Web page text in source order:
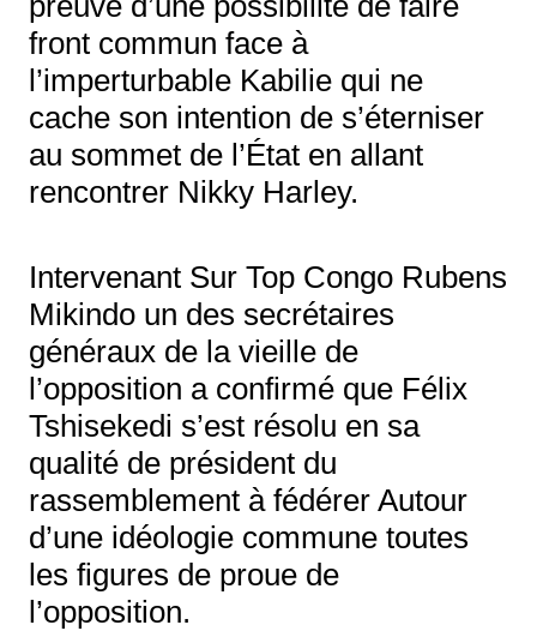
front commun face à
l’imperturbable Kabilie qui ne
cache son intention de s’éterniser
au sommet de l’État en allant
rencontrer Nikky Harley.
Intervenant Sur Top Congo Rubens
Mikindo un des secrétaires
généraux de la vieille de
l’opposition a confirmé que Félix
Tshisekedi s’est résolu en sa
qualité de président du
rassemblement à fédérer Autour
d’une idéologie commune toutes
les figures de proue de
l’opposition.